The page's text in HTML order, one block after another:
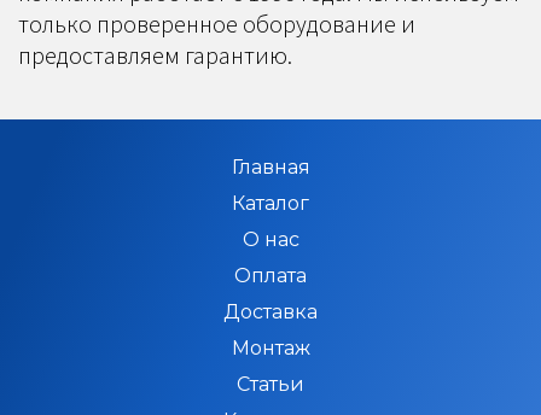
только проверенное оборудование и
предоставляем гарантию.
Главная
Каталог
О нас
Оплата
Доставка
Монтаж
Статьи